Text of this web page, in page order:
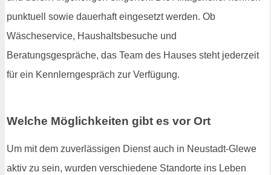
punktuell sowie dauerhaft eingesetzt werden. Ob
Wäscheservice, Haushaltsbesuche und
Beratungsgespräche, das Team des Hauses steht jederzeit
für ein Kennlerngespräch zur Verfügung.
Welche Möglichkeiten gibt es vor Ort
Um mit dem zuverlässigen Dienst auch in Neustadt-Glewe
aktiv zu sein, wurden verschiedene Standorte ins Leben